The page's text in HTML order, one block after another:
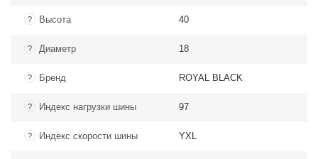
? Высота 40
? Диаметр 18
? Бренд ROYAL BLACK
? Индекс нагрузки шины 97
? Индекс скорости шины YXL